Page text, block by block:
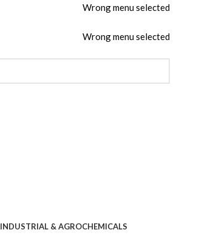
Wrong menu selected
Wrong menu selected
INDUSTRIAL & AGROCHEMICALS